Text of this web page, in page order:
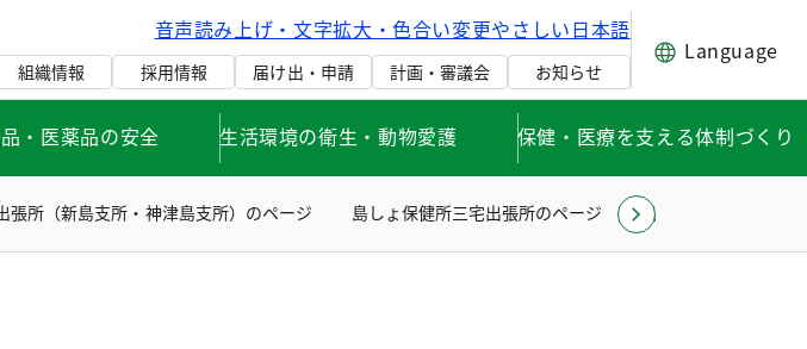
音声読み上げ・文字拡大・色合い変更やさしい日本語
組織情報 採用情報 届け出・申請 計画・審議会 お知らせ
Language
・医薬品の安全 生活環境の衛生・動物愛護 保健・医療を支える体制づくり
張所（新島支所・神津島支所）のページ 島しょ保健所三宅出張所のページ 島しょ保健所八丈出